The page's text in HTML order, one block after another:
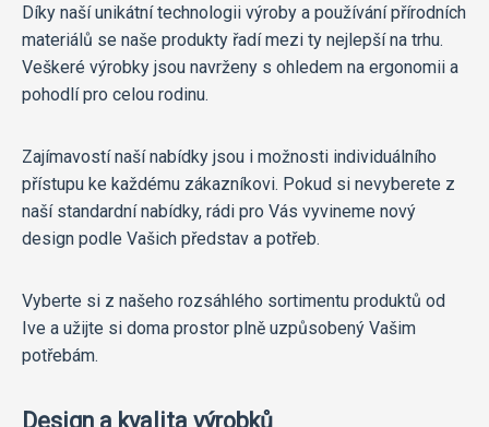
Díky naší unikátní technologii výroby a používání přírodních
materiálů se naše produkty řadí mezi ty nejlepší na trhu.
Veškeré výrobky jsou navrženy s ohledem na ergonomii a
pohodlí pro celou rodinu.
Zajímavostí naší nabídky jsou i možnosti individuálního
přístupu ke každému zákazníkovi. Pokud si nevyberete z
naší standardní nabídky, rádi pro Vás vyvineme nový
design podle Vašich představ a potřeb.
Vyberte si z našeho rozsáhlého sortimentu produktů od
Ive a užijte si doma prostor plně uzpůsobený Vašim
potřebám.
Design a kvalita výrobků